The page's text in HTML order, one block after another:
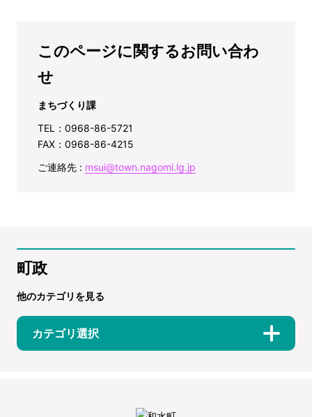
このページに関するお問い合わ
せ
まちづくり課
TEL：0968-86-5721
FAX：0968-86-4215
ご連絡先 : msui@town.nagomi.lg.jp
町政
他のカテゴリを見る
カテゴリ選択